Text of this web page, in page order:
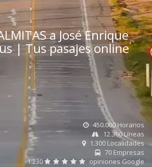
a José Enrique
| Tus pasajes online
450.000 Horarios
12.300 Líneas
1.300 Localidades
70 Empresas
1.230
opiniones Google